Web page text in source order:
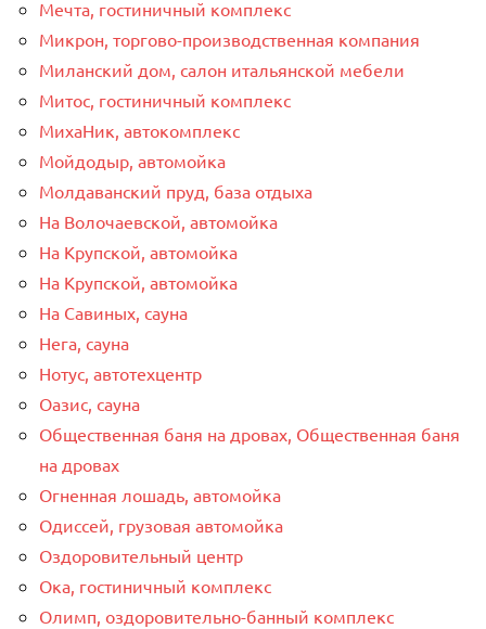
Мечта, гостиничный комплекс
Микрон, торгово-производственная компания
Миланский дом, салон итальянской мебели
Митос, гостиничный комплекс
МихаНик, автокомплекс
Мойдодыр, автомойка
Молдаванский пруд, база отдыха
На Волочаевской, автомойка
На Крупской, автомойка
На Крупской, автомойка
На Савиных, сауна
Нега, сауна
Нотус, автотехцентр
Оазис, сауна
Общественная баня на дровах, Общественная баня
на дровах
Огненная лошадь, автомойка
Одиссей, грузовая автомойка
Оздоровительный центр
Ока, гостиничный комплекс
Олимп, оздоровительно-банный комплекс